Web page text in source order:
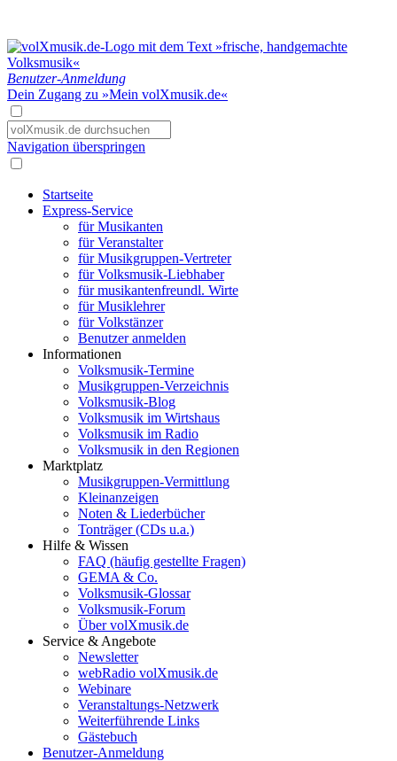
Benutzer-Anmeldung
Dein Zugang zu »Mein volXmusik.de«
Navigation überspringen
Startseite
Express-Service
für Musikanten
für Veranstalter
für Musikgruppen-Vertreter
für Volksmusik-Liebhaber
für musikantenfreundl. Wirte
für Musiklehrer
für Volkstänzer
Benutzer anmelden
Informationen
Volksmusik-Termine
Musikgruppen-Verzeichnis
Volksmusik-Blog
Volksmusik im Wirtshaus
Volksmusik im Radio
Volksmusik in den Regionen
Marktplatz
Musikgruppen-Vermittlung
Kleinanzeigen
Noten & Liederbücher
Tonträger (CDs u.a.)
Hilfe & Wissen
FAQ (häufig gestellte Fragen)
GEMA & Co.
Volksmusik-Glossar
Volksmusik-Forum
Über volXmusik.de
Service & Angebote
Newsletter
webRadio volXmusik.de
Webinare
Veranstaltungs-Netzwerk
Weiterführende Links
Gästebuch
Benutzer-Anmeldung